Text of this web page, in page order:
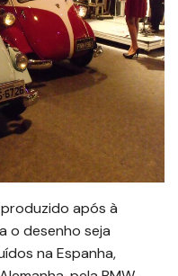
após à
o desenho seja
na Espanha,